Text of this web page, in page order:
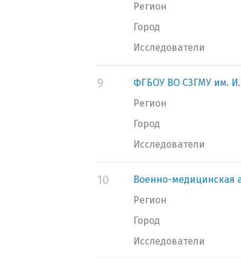
Регион
Город
Исследователи
9
ФГБОУ ВО СЗГМУ им.
Регион
Город
Исследователи
10
Военно-медицинская
Регион
Город
Исследователи